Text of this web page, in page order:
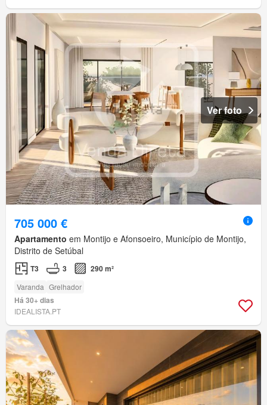
Ver foto
705 000 €
Apartamento em Montijo e Afonsoeiro, Município de Montijo,
Distrito de Setúbal
T3 3 290 m²
Varanda Grelhador
Há 30+ dias
IDEALISTA.PT